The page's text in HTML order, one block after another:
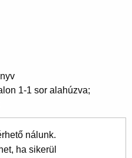
1-1 sor alahúzva;
nálunk.
ha sikerül